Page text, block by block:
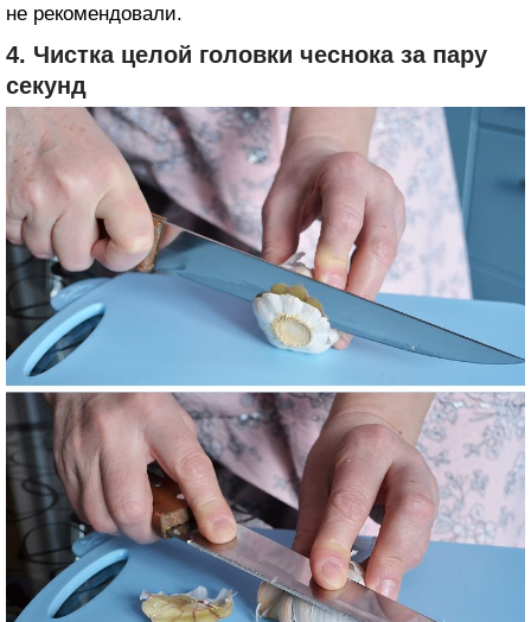
не рекомендовали.
4. Чистка целой головки чеснока за пару
секунд